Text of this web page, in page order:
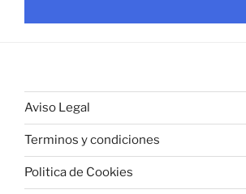
Aviso Legal
Terminos y condiciones
Politica de Cookies